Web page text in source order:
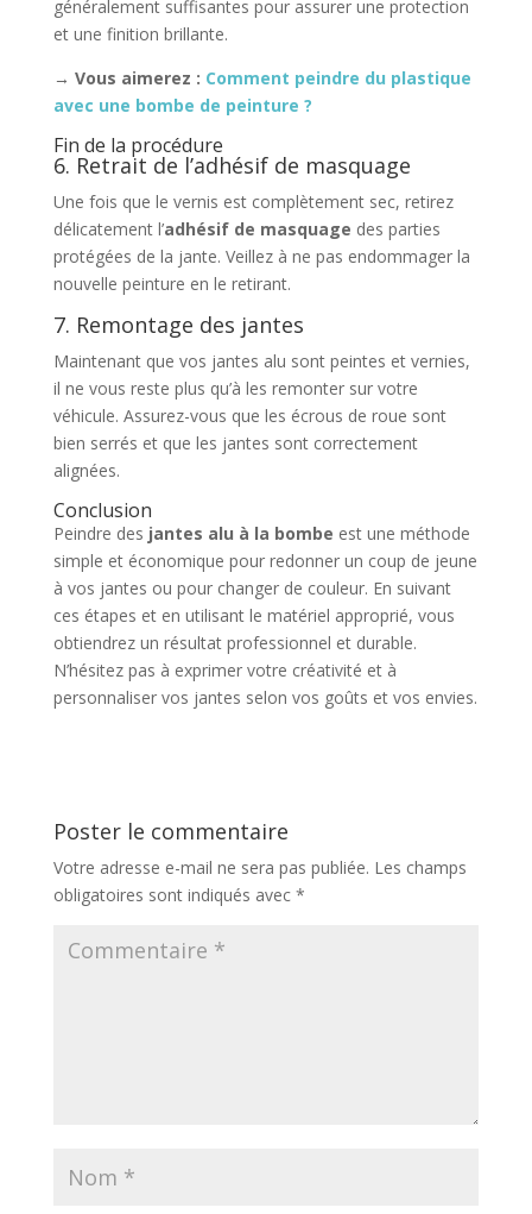
généralement suffisantes pour assurer une protection
et une finition brillante.
→ Vous aimerez : Comment peindre du plastique
avec une bombe de peinture ?
Fin de la procédure
6. Retrait de l’adhésif de masquage
Une fois que le vernis est complètement sec, retirez
délicatement l’adhésif de masquage des parties
protégées de la jante. Veillez à ne pas endommager la
nouvelle peinture en le retirant.
7. Remontage des jantes
Maintenant que vos jantes alu sont peintes et vernies,
il ne vous reste plus qu’à les remonter sur votre
véhicule. Assurez-vous que les écrous de roue sont
bien serrés et que les jantes sont correctement
alignées.
Conclusion
Peindre des jantes alu à la bombe est une méthode
simple et économique pour redonner un coup de jeune
à vos jantes ou pour changer de couleur. En suivant
ces étapes et en utilisant le matériel approprié, vous
obtiendrez un résultat professionnel et durable.
N’hésitez pas à exprimer votre créativité et à
personnaliser vos jantes selon vos goûts et vos envies.
Poster le commentaire
Votre adresse e-mail ne sera pas publiée. Les champs
obligatoires sont indiqués avec *